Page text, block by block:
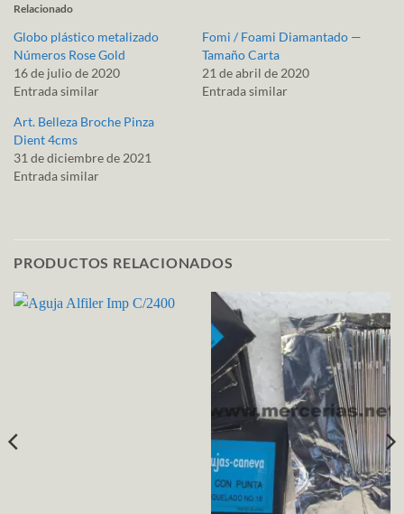
Relacionado
Globo plástico metalizado
Números Rose Gold
16 de julio de 2020
Entrada similar
Fomi / Foami Diamantado —
Tamaño Carta
21 de abril de 2020
Entrada similar
Art. Belleza Broche Pinza
Dient 4cms
31 de diciembre de 2021
Entrada similar
PRODUCTOS RELACIONADOS